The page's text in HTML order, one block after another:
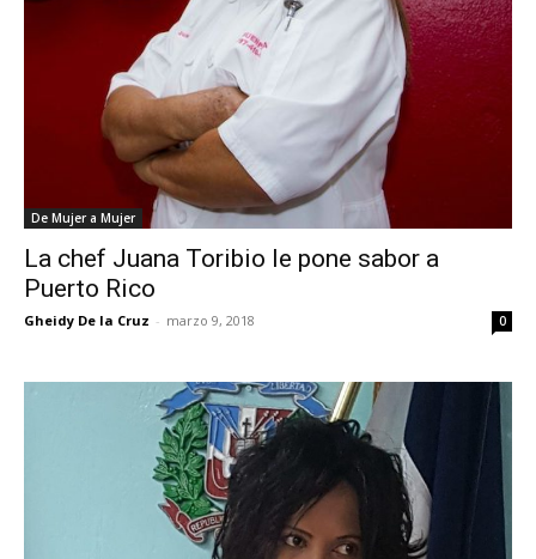
De Mujer a Mujer
La chef Juana Toribio le pone sabor a
Puerto Rico
Gheidy De la Cruz - marzo 9, 2018 0